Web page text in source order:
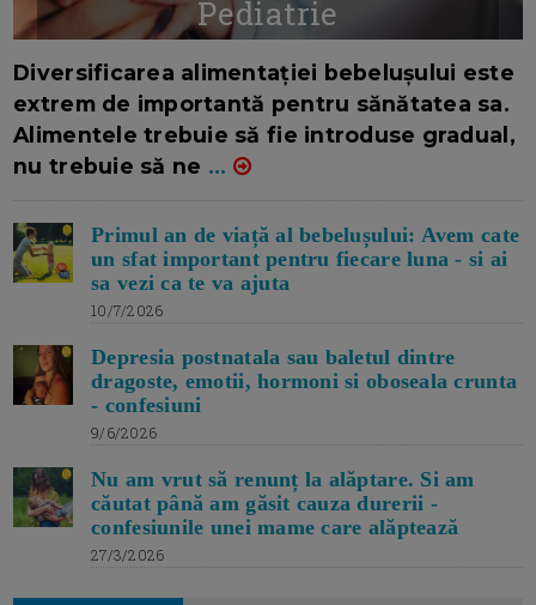
Pediatrie
Diversificarea alimentației bebelușului este
extrem de importantă pentru sănătatea sa.
Alimentele trebuie să fie introduse gradual,
nu trebuie să ne ...
Primul an de viață al bebelușului: Avem cate
un sfat important pentru fiecare luna - si ai
sa vezi ca te va ajuta
10/7/2026
Depresia postnatala sau baletul dintre
dragoste, emotii, hormoni si oboseala crunta
- confesiuni
9/6/2026
Nu am vrut să renunț la alăptare. Si am
căutat până am găsit cauza durerii -
confesiunile unei mame care alăptează
27/3/2026